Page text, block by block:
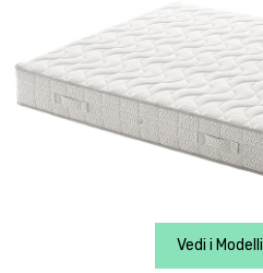
Vedi i Modelli